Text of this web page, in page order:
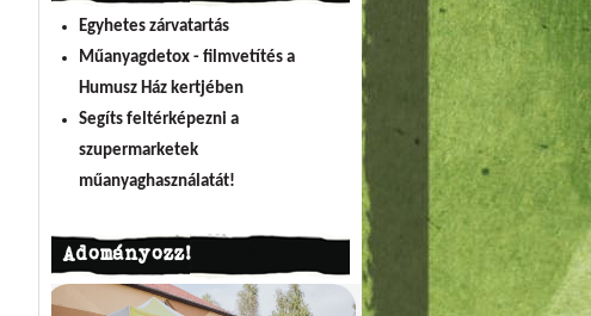
Egyhetes zárvatartás
Műanyagdetox - filmvetítés a
Humusz Ház kertjében
Segíts feltérképezni a
szupermarketek
műanyaghasználatát!
Adományozz!